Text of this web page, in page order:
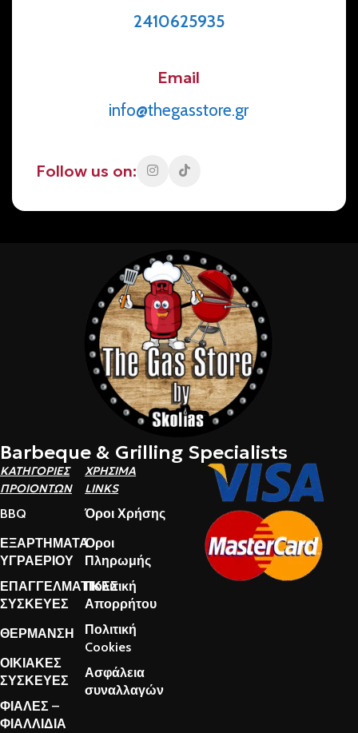
2410625935
Email
info@thegasstore.gr
Follow us on:
Barbeque & Grilling Specialists
ΚΑΤΗΓΟΡΙΕΣ
ΠΡΟΙΟΝΤΩΝ
BBQ
ΕΞΑΡΤΗΜΑΤΑ
ΥΓΡΑΕΡΙΟΥ
ΕΠΑΓΓΕΛΜΑΤΙΚΕΣ
ΣΥΣΚΕΥΕΣ
ΘΕΡΜΑΝΣΗ
ΟΙΚΙΑΚΕΣ
ΣΥΣΚΕΥΕΣ
ΦΙΑΛΕΣ –
ΦΙΑΛΛΙΔΙΑ
ΧΡΗΣΙΜΑ
LINKS
Όροι Χρήσης
Όροι
Πληρωμής
Πολιτική
Απορρήτου
Πολιτική
Cookies
Ασφάλεια
συναλλαγών